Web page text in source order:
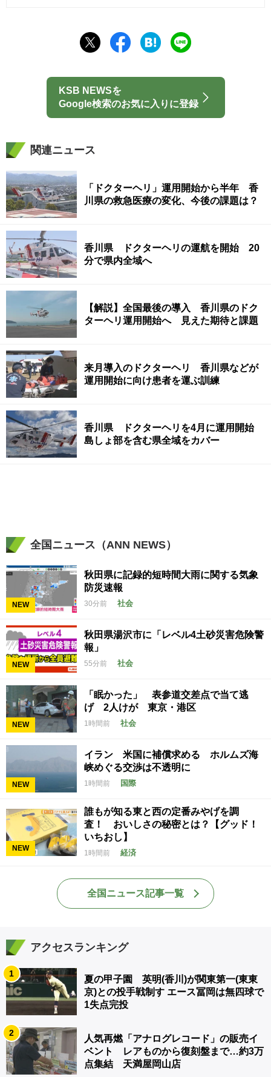
KSB NEWSを
Google検索のお気に入りに登録
関連ニュース
「ドクターヘリ」運用開始から半年 香
川県の救急医療の変化、今後の課題は？
香川県 ドクターヘリの運航を開始 20
分で県内全域へ
【解説】全国最後の導入 香川県のドク
ターヘリ運用開始へ 見えた期待と課題
来月導入のドクターヘリ 香川県などが
運用開始に向け患者を運ぶ訓練
香川県 ドクターヘリを4月に運用開始
島しょ部を含む県全域をカバー
全国ニュース（ANN NEWS）
NEW
秋田県に記録的短時間大雨に関する気象
防災速報
30分前 社会
NEW
秋田県湯沢市に「レベル4土砂災害危険警
報」
55分前 社会
NEW
「眠かった」 表参道交差点で当て逃
げ 2人けが 東京・港区
1時間前 社会
NEW
イラン 米国に補償求める ホルムズ海
峡めぐる交渉は不透明に
1時間前 国際
NEW
誰もが知る東と西の定番みやげを調
査！ おいしさの秘密とは？【グッド！
いちおし】
1時間前 経済
全国ニュース記事一覧
アクセスランキング
1
夏の甲子園 英明(香川)が関東第一(東東
京)との投手戦制す エース冨岡は無四球で
1失点完投
2
人気再燃「アナログレコード」の販売イ
ベント レアものから復刻盤まで…約3万
点集結 天満屋岡山店